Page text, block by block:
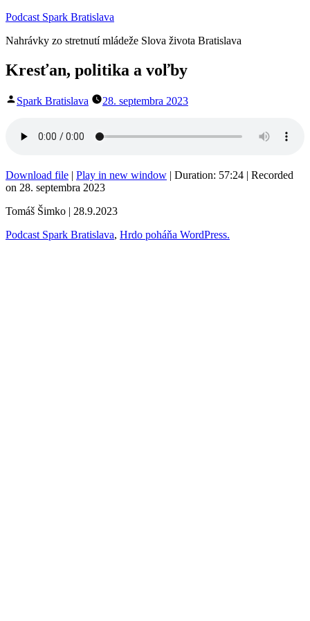
Prejsť
obsah
Podcast Spark Bratislava
Nahrávky zo stretnutí mládeže Slova života Bratislava
Kresťan, politika a voľby
Publikoval
Spark Bratislava 28. septembra 2023
Download file | Play in new window | Duration: 57:24 | Recorded
on 28. septembra 2023
Tomáš Šimko | 28.9.2023
Podcast Spark Bratislava, Hrdo poháňa WordPress.